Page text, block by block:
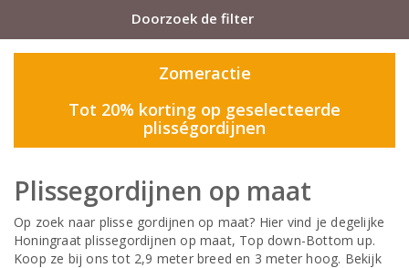
Doorzoek de filter
Zomeractie
Tot 20% korting op geselecteerde
plisségordijnen
Plissegordijnen op maat
Op zoek naar plisse gordijnen op maat? Hier vind je degelijke
Honingraat plissegordijnen op maat, Top down-Bottom up.
Koop ze bij ons tot 2,9 meter breed en 3 meter hoog. Bekijk